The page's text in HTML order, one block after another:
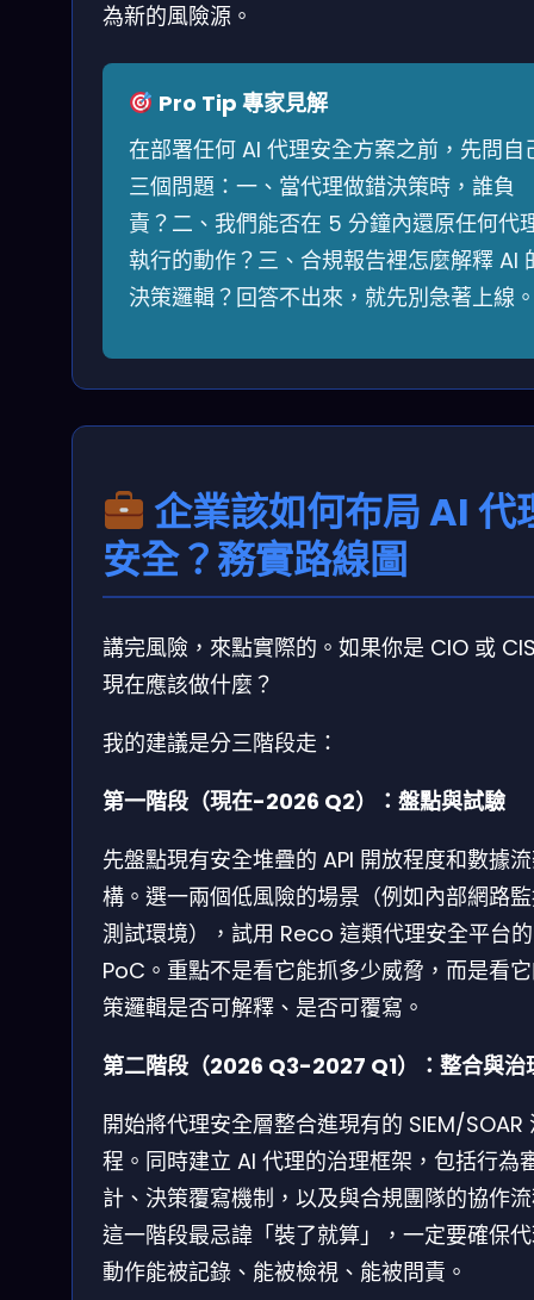
為新的風險源。
Pro Tip 專家見解
在部署任何 AI 代理安全方案之前，先問自
三個問題：一、當代理做錯決策時，誰負
責？二、我們能否在 5 分鐘內還原任何代
執行的動作？三、合規報告裡怎麼解釋 AI
決策邏輯？回答不出來，就先別急著上線
企業該如何布局 AI 代
安全？務實路線圖
講完風險，來點實際的。如果你是 CIO 或
現在應該做什麼？
我的建議是分三階段走：
第一階段（現在-2026 Q2）：盤點與試驗
先盤點現有安全堆疊的 API 開放程度和數據
構。選一兩個低風險的場景（例如內部網路
測試環境），試用 Reco 這類代理安全平台的
PoC。重點不是看它能抓多少威脅，而是看
策邏輯是否可解釋、是否可覆寫。
第二階段（2026 Q3-2027 Q1）：整合與治
開始將代理安全層整合進現有的 SIEM/SOAR
程。同時建立 AI 代理的治理框架，包括行為
計、決策覆寫機制，以及與合規團隊的協作
這一階段最忌諱「裝了就算」，一定要確保
動作能被記錄、能被檢視、能被問責。